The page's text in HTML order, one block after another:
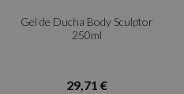
Gel de Ducha Body Sculptor
250ml
29,71 €